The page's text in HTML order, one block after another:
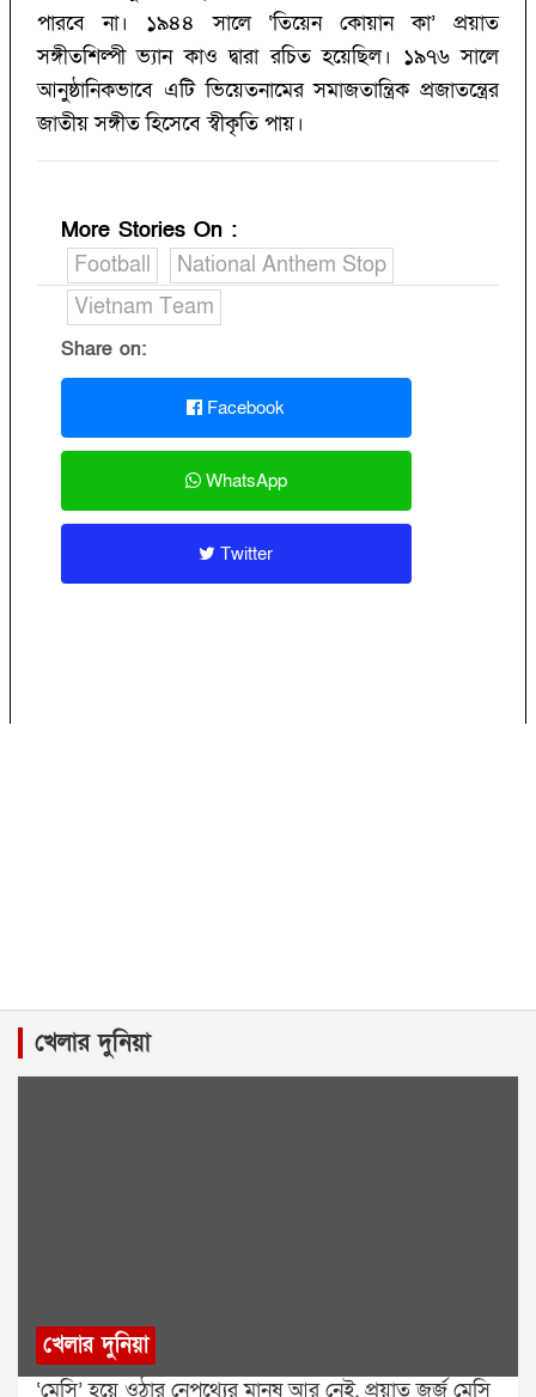
পারবে না। ১৯৪৪ সালে ‘‌তিয়েন কোয়ান কা’‌ প্রয়াত
সঙ্গীতশিল্পী ভ্যান কাও দ্বারা রচিত হয়েছিল। ১৯৭৬ সালে
আনুষ্ঠানিকভাবে এটি ভিয়েতনামের সমাজতান্ত্রিক প্রজাতন্ত্রের
জাতীয় সঙ্গীত হিসেবে স্বীকৃতি পায়।
More Stories On :
Football
National Anthem Stop
Vietnam Team
Share on:
Facebook
WhatsApp
Twitter
খেলার দুনিয়া
খেলার দুনিয়া
‘মেসি’ হয়ে ওঠার নেপথ্যের মানুষ আর নেই, প্রয়াত জর্জ মেসি